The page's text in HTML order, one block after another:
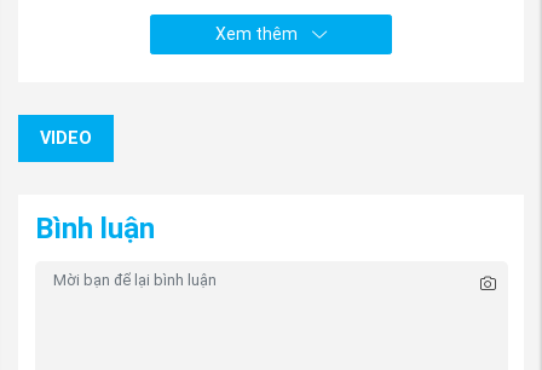
Nhưng khi đến với công ty phụ tùng Mitsubishi An Việt,
các bạn yên tâm về tất cả vấn đề trên. Công ty chúng
kinh doanh có kinh nghiệm chuyên sâu về hãng xe
mitsubishi chắc chắn sẽ giúp bạn tìm được đúng sản
Tem nhãn: Theo đúng tiêu chuẩn
Bao bì: sản phẩm được đựng trong hộp theo tiêu
Xem thêm
VIDEO
Bình luận